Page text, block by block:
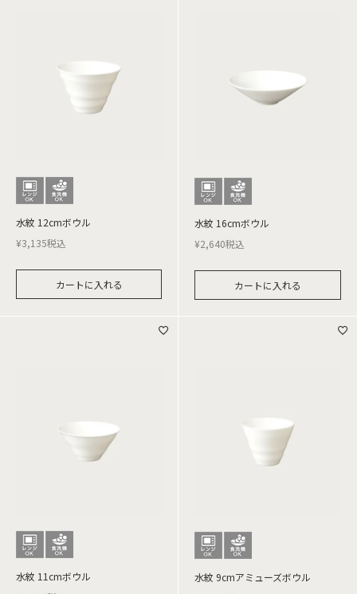
水紋 12cmボウル
¥3,135税込
カートに入れる
水紋 16cmボウル
¥2,640税込
カートに入れる
水紋 11cmボウル
水紋 9cmアミューズボウル